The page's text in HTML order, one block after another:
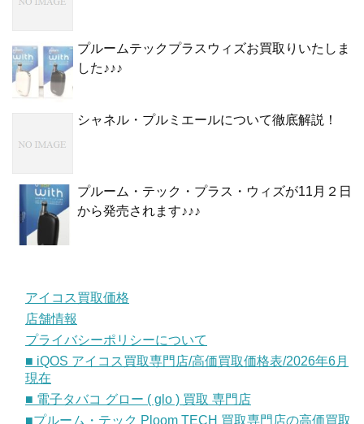
プルームテックプラスウィズお買取りいたしま
した♪♪♪
シャネル・プルミエールについて徹底解説！
プルーム・テック・プラス・ウィズが11月２日
から発売されます♪♪♪
アイコス買取価格
店舗情報
プライバシーポリシーについて
■ iQOS アイコス買取専門店/高価買取価格表/2026年6月
現在
■ 電子タバコ グロー ( glo ) 買取 専門店
■プルーム・テック Ploom TECH 買取専門店の高価買取